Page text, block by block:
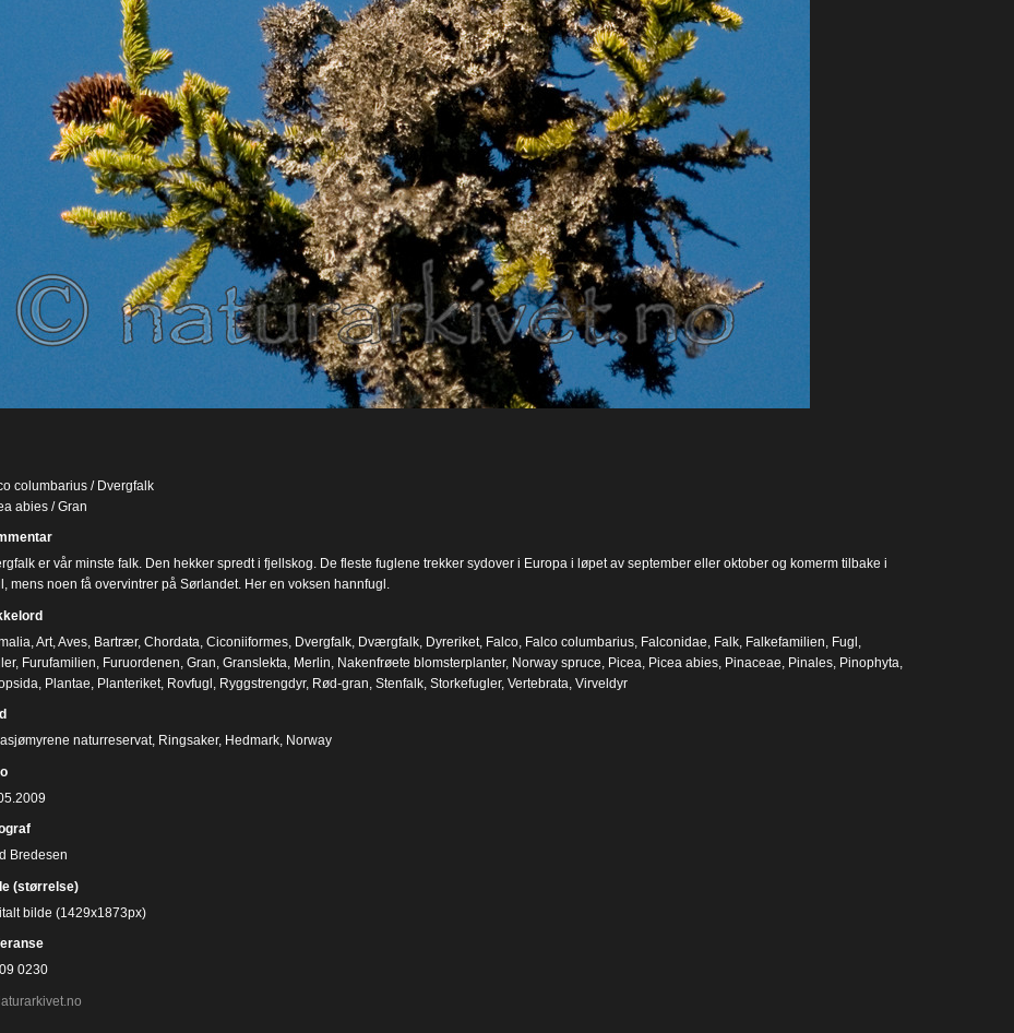
columbarius / Dvergfalk
abies / Gran
er vår minste falk. Den hekker spredt i fjellskog. De fleste fuglene trekker sydover i Europa i løpet av september eller oktober og komerm tilbake i
mens noen få overvintrer på Sørlandet. Her en voksen hannfugl.
Art, Aves, Bartrær, Chordata Ciconiiformes, Dvergfalk, Dværgfalk, Dyreriket, Falco, Falco columbarius, Falconidae Falk, Falkefamilien Fugl
, Furufamilien Furuordenen Gran Granslekta Merlin Nakenfrøete blomsterplanter, Norway spruce Picea Picea abies, Pinaceae Pinales, Pinophyta
Plantae Planteriket, Rovfugl Ryggstrengdyr, Rød-gran Stenfalk, Storkefugler, Vertebrata Virveldyr
naturreservat, Ringsaker, Hedmark, Norway
Bredesen
(størrelse)
bilde (1429x1873px)
0230